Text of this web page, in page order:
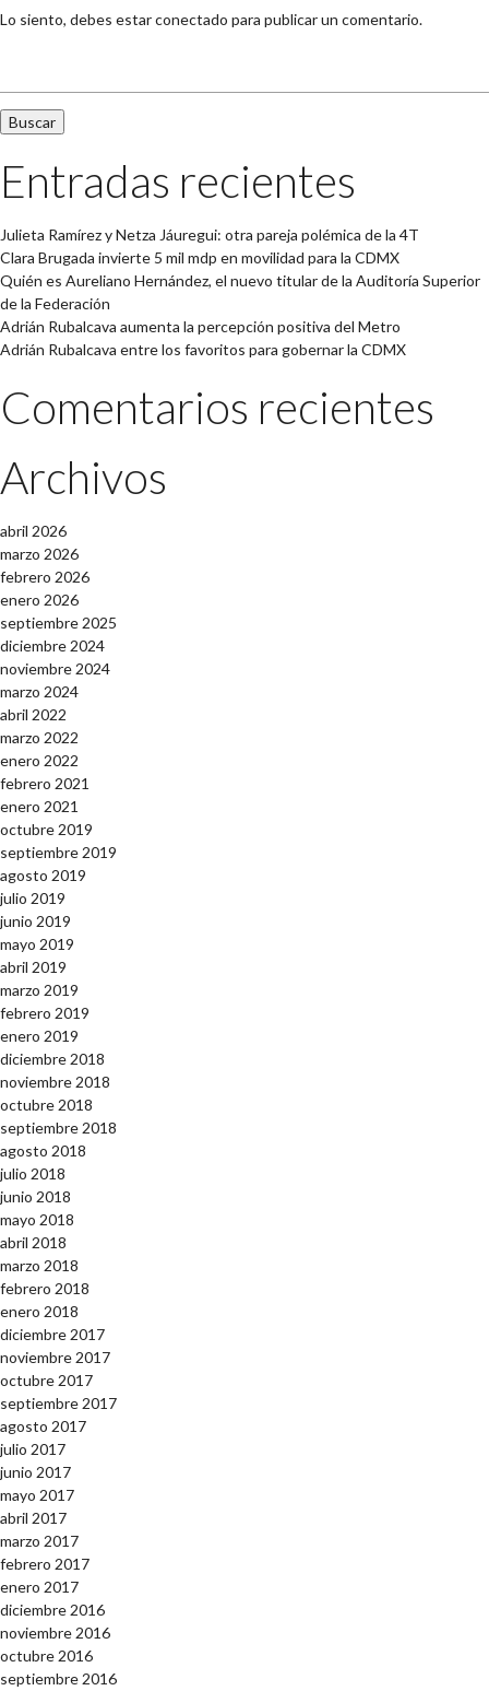
Lo siento, debes estarconectado para publicar un comentario.
Entradas recientes
Julieta Ramírez y Netza Jáuregui: otra pareja polémica de la 4T
Clara Brugada invierte 5 mil mdp en movilidad para la CDMX
Quién es Aureliano Hernández, el nuevo titular de la Auditoría Superior
de la Federación
Adrián Rubalcava aumenta la percepción positiva del Metro
Adrián Rubalcava entre los favoritos para gobernar la CDMX
Comentarios recientes
Archivos
abril 2026
marzo 2026
febrero 2026
enero 2026
septiembre 2025
diciembre 2024
noviembre 2024
marzo 2024
abril 2022
marzo 2022
enero 2022
febrero 2021
enero 2021
octubre 2019
septiembre 2019
agosto 2019
julio 2019
junio 2019
mayo 2019
abril 2019
marzo 2019
febrero 2019
enero 2019
diciembre 2018
noviembre 2018
octubre 2018
septiembre 2018
agosto 2018
julio 2018
junio 2018
mayo 2018
abril 2018
marzo 2018
febrero 2018
enero 2018
diciembre 2017
noviembre 2017
octubre 2017
septiembre 2017
agosto 2017
julio 2017
junio 2017
mayo 2017
abril 2017
marzo 2017
febrero 2017
enero 2017
diciembre 2016
noviembre 2016
octubre 2016
septiembre 2016